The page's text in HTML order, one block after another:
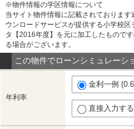
※物件情報の学区情報について
当サイト物件情報に記載されておりま
ウンロードサービスが提供する小学校
タ【2016年度】を元に加工したもので
る場合がございます。
この物件でローンシミュレーシ
年利率
金利一例
直接入力する